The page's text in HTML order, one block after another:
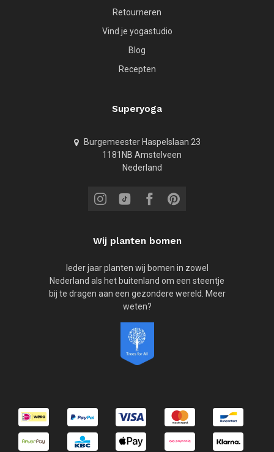
Retourneren
Vind je yogastudio
Blog
Recepten
Superyoga
Burgemeester Haspelslaan 23
1181NB Amstelveen
Nederland
Wij planten bomen
Ieder jaar planten wij bomen in zowel
Nederland als het buitenland om een steentje
bij te dragen aan een gezondere wereld. Meer
weten?